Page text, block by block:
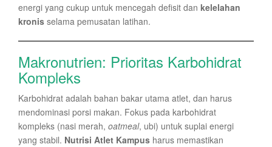
energi yang cukup untuk mencegah defisit dan kelelahan
kronis selama pemusatan latihan.
Makronutrien: Prioritas Karbohidrat
Kompleks
Karbohidrat adalah bahan bakar utama atlet, dan harus
mendominasi porsi makan. Fokus pada karbohidrat
kompleks (nasi merah, oatmeal, ubi) untuk suplai energi
yang stabil. Nutrisi Atlet Kampus harus memastikan